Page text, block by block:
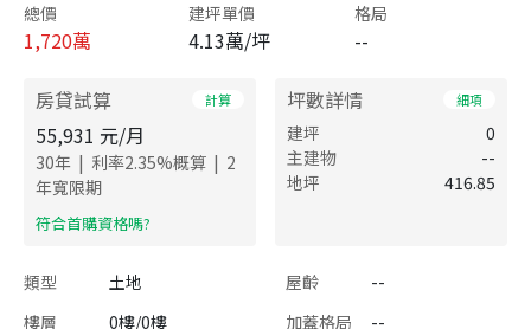
總價
1,720萬
建坪單價
4.13萬/坪
格局
--
房貸試算 計算
55,931 元/月
30年 | 利率2.35%概算 | 2
年寬限期
​符合首購資格嗎?
坪數詳情 細項
建坪
0
主建物
--
地坪
416.85
類型 土地 屋齡
--
樓層
0樓/0樓 加蓋格局
--